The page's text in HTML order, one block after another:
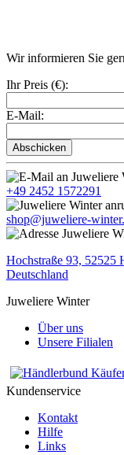
Wir informieren Sie
Ihr Preis (€):
E-Mail:
Abschicken
+49 2452 1572291
shop@juweliere-
Hochstraße 93, 52525
Deutschland
Juweliere Winter
Über uns
Unsere Filialen
Kundenservice
Kontakt
Hilfe
Links